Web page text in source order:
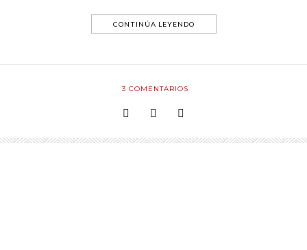
CONTINÚA LEYENDO
3 COMENTARIOS